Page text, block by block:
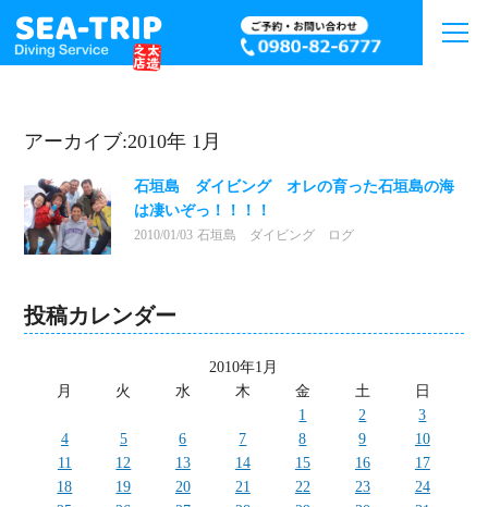
アーカイブ:2010年 1月
石垣島 ダイビング オレの育った石垣島の海
は凄いぞっ！！！！
2010/01/03 石垣島 ダイビング ログ
投稿カレンダー
2010年1月
月
火 水 木 金 土
日
1
2
3
4
5 6 7 8 9
10
11
12 13 14 15 16
17
18
19 20 21 22 23
24